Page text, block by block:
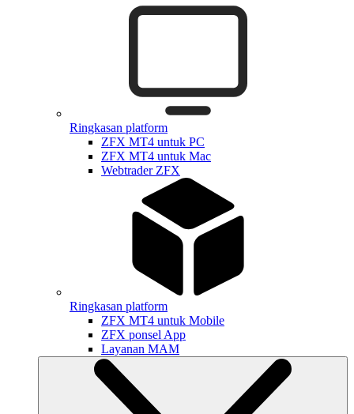
Ringkasan platform
ZFX MT4 untuk PC
ZFX MT4 untuk Mac
Webtrader ZFX
Ringkasan platform
ZFX MT4 untuk Mobile
ZFX ponsel App
Layanan MAM